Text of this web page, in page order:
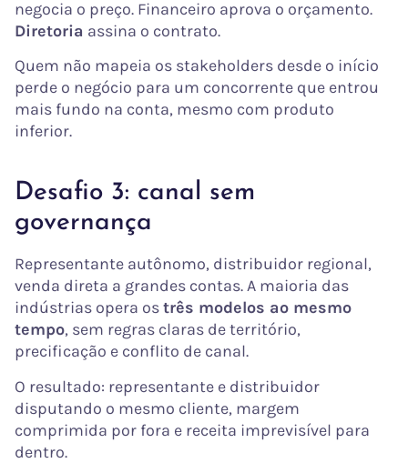
negocia o preço. Financeiro aprova o orçamento.
Diretoria assina o contrato.
Quem não mapeia os stakeholders desde o início
perde o negócio para um concorrente que entrou
mais fundo na conta, mesmo com produto
inferior.
Desafio 3: canal sem
governança
Representante autônomo, distribuidor regional,
venda direta a grandes contas. A maioria das
indústrias opera ostrês modelos ao mesmo
tempo, sem regras claras de território,
precificação e conflito de canal.
O resultado: representante e distribuidor
disputando o mesmo cliente, margem
comprimida por fora e receita imprevisível para
dentro.